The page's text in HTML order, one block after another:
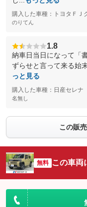
購入した車種：トヨタＦＪ
のりてん
1.8
納車日当日になって「
ずらせと言って来る始
っと見る
購入した車種：日産セレナ
名無し
この販
無料 この車両